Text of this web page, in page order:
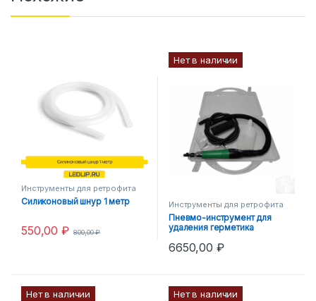
Инструменты для ретрофита
Силиконовый шнур 1 метр
550,00₽ 800,00₽
Нет в наличии
Инструменты для ретрофита
Пневмо-инструмент для
удаления герметика
6650,00 ₽
Нет в наличии Нет в наличии